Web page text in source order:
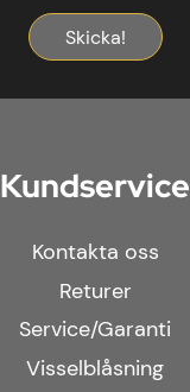
Skicka!
Kundservice
Kontakta oss
Returer
Service/Garanti
Visselblåsning